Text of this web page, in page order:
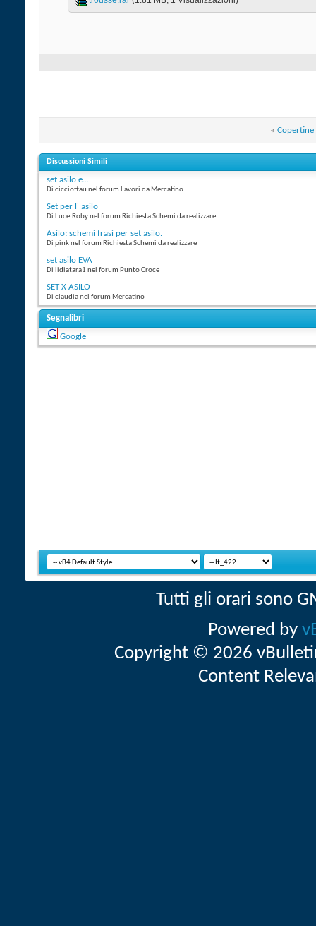
« Copertine
Discussioni Simili
set asilo e....
Di cicciottau nel forum Lavori da Mercatino
Set per l' asilo
Di Luce.Roby nel forum Richiesta Schemi da realizzare
Asilo: schemi frasi per set asilo.
Di pink nel forum Richiesta Schemi da realizzare
set asilo EVA
Di lidiatara1 nel forum Punto Croce
SET X ASILO
Di claudia nel forum Mercatino
Segnalibri
Google
Tutti gli orari sono
Powered by
Copyright © 2026
Content